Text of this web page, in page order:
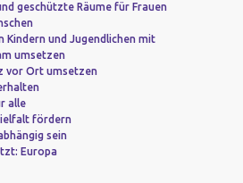
geschützte Räume für Frauen
Kindern und Jugendlichen mit
umsetzen
vor Ort umsetzen
alle
fördern
sein
Europa